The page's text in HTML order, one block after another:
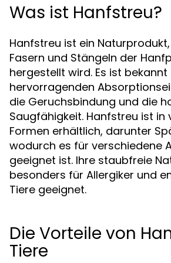
Was ist Hanfstreu?
Hanfstreu ist ein
Fasern und Stängeln der
hergestellt wird. Es ist
hervorragenden
die Geruchsbindung und die
Saugfähigkeit. Hanfstreu ist in
Formen erhältlich, darunter
wodurch es für verschiedene
geeignet ist. Ihre staubfreie
besonders für Allergiker und
Tiere geeignet.
Die Vorteile von
Tiere